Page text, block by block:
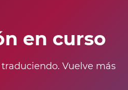
en curso
Vuelve más